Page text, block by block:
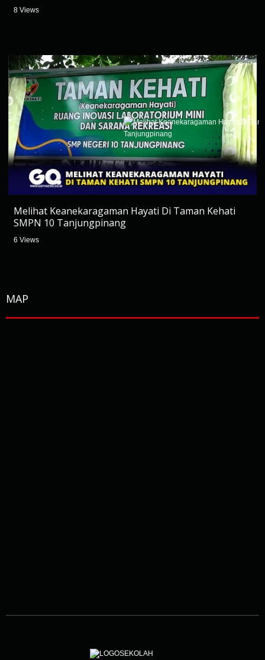
8 Views
Melihat Keanekaragaman Hayati Di Taman Kehati
SMPN 10 Tanjungpinang
6 Views
MAP